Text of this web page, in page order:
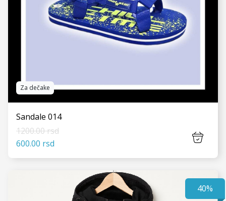
Za dečake
Sandale 014
1200.00 rsd
600.00 rsd
40%